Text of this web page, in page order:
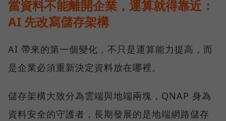
當資料不能離開企業，運算就得靠近：
AI 先改寫儲存架構
AI 帶來的第一個變化，不只是運算能力提高，而
是企業必須重新決定資料放在哪裡。
儲存架構大致分為雲端與地端兩塊，QNAP 身為
資料安全的守護者，長期發展的是地端網路儲存